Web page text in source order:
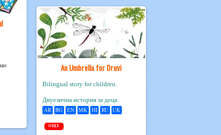
An Umbrella for Druvi
Bilingual story for children.
Двуезична история за деца.
AR BG EN MK HI RU UK
ОЩЕ